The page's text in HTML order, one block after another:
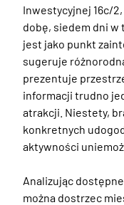
Inwestycyjnej 16c/
dobę, siedem dni
jest jako punkt
sugeruje
prezentuje
informacji trudno
atrakcji. Niestety,
konkretnych
aktywności
Analizując
można dostrzec